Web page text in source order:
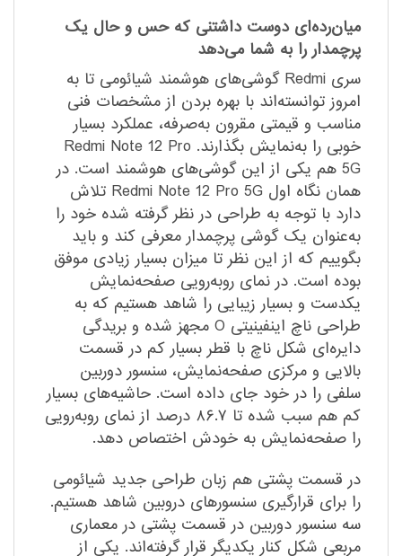
میان‌رده‌ای دوست‌ داشتنی که حس و حال یک
پرچمدار را به شما می‌دهد
سری Redmi گوشی‌های هوشمند شیائومی تا به
امروز توانسته‌اند با بهره بردن از مشخصات فنی
مناسب و قیمتی مقرون به‌صرفه، عملکرد بسیار
خوبی را به‌نمایش بگذارند. Redmi Note 12 Pro
5G هم یکی از این گوشی‌های هوشمند است. در
همان نگاه اول Redmi Note 12 Pro 5G تلاش
دارد با توجه به طراحی در نظر گرفته شده خود را
به‌عنوان یک گوشی پرچمدار معرفی کند و باید
بگوییم که از این نظر تا میزان بسیار زیادی موفق
بوده است. در نمای رو‌به‌رویی صفحه‌نمایش
یکدست و بسیار زیبایی را شاهد هستیم که به
طراحی ناچ اینفینیتی O مجهز شده و بریدگی
دایره‌ای شکل ناچ با قطر بسیار کم در قسمت
بالایی و مرکزی صفحه‌نمایش، سنسور دوربین
سلفی را در خود جای داده است. حاشیه‌های بسیار
کم هم سبب شده تا ۸۶.۷ درصد از نمای رو‌به‌رویی
را صفحه‌نمایش به خودش اختصاص دهد.
در قسمت پشتی هم زبان طراحی جدید شیائومی
را برای قرار‌گیری سنسور‌های دروبین شاهد هستیم.
سه سنسور دوربین در قسمت پشتی در معماری
مربعی شکل کنار یکدیگر قرار گرفته‌اند. یکی از